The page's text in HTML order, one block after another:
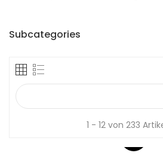
Subcategories
1 - 12 von 233